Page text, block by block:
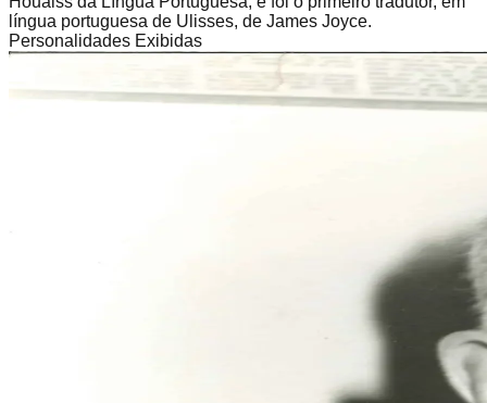
língua portuguesa de Ulisses, de James Joyce.
Personalidades Exibidas